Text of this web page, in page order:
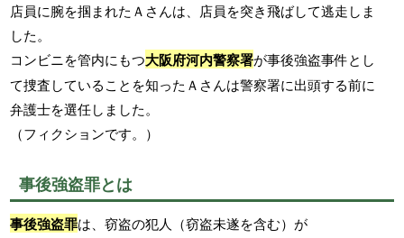
店員に腕を掴まれたＡさんは、店員を突き飛ばして逃走しま
した。
コンビニを管内にもつ大阪府河内警察署が事後強盗事件とし
て捜査していることを知ったＡさんは警察署に出頭する前に
弁護士を選任しました。
（フィクションです。）
事後強盗罪とは
事後強盗罪は、窃盗の犯人（窃盗未遂を含む）が